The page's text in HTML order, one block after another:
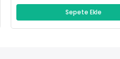
Sepete Ekle